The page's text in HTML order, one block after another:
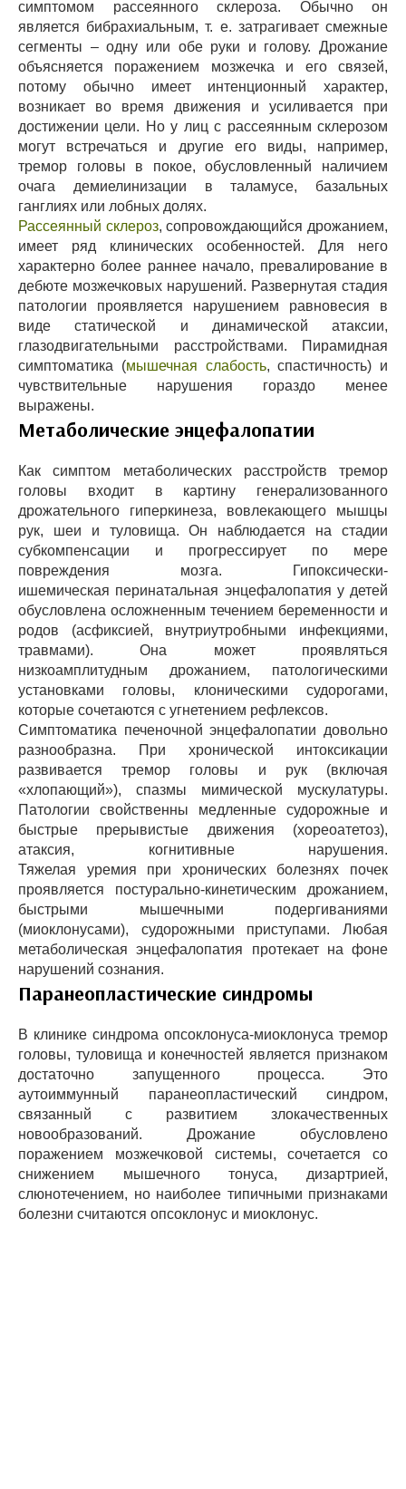
симптомом рассеянного склероза. Обычно он
является бибрахиальным, т. е. затрагивает смежные
сегменты – одну или обе руки и голову. Дрожание
объясняется поражением мозжечка и его связей,
потому обычно имеет интенционный характер,
возникает во время движения и усиливается при
достижении цели. Но у лиц с рассеянным склерозом
могут встречаться и другие его виды, например,
тремор головы в покое, обусловленный наличием
очага демиелинизации в таламусе, базальных
ганглиях или лобных долях.
Рассеянный склероз, сопровождающийся дрожанием,
имеет ряд клинических особенностей. Для него
характерно более раннее начало, превалирование в
дебюте мозжечковых нарушений. Развернутая стадия
патологии проявляется нарушением равновесия в
виде статической и динамической атаксии,
глазодвигательными расстройствами. Пирамидная
симптоматика (мышечная слабость, спастичность) и
чувствительные нарушения гораздо менее
выражены.
Метаболические энцефалопатии
Как симптом метаболических расстройств тремор
головы входит в картину генерализованного
дрожательного гиперкинеза, вовлекающего мышцы
рук, шеи и туловища. Он наблюдается на стадии
субкомпенсации и прогрессирует по мере
повреждения мозга. Гипоксически-
ишемическая перинатальная энцефалопатия у детей
обусловлена осложненным течением беременности и
родов (асфиксией, внутриутробными инфекциями,
травмами). Она может проявляться
низкоамплитудным дрожанием, патологическими
установками головы, клоническими судорогами,
которые сочетаются с угнетением рефлексов.
Симптоматика печеночной энцефалопатии довольно
разнообразна. При хронической интоксикации
развивается тремор головы и рук (включая
«хлопающий»), спазмы мимической мускулатуры.
Патологии свойственны медленные судорожные и
быстрые прерывистые движения (хореоатетоз),
атаксия, когнитивные нарушения.
Тяжелая уремия при хронических болезнях почек
проявляется постурально-кинетическим дрожанием,
быстрыми мышечными подергиваниями
(миоклонусами), судорожными приступами. Любая
метаболическая энцефалопатия протекает на фоне
нарушений сознания.
Паранеопластические синдромы
В клинике синдрома опсоклонуса-миоклонуса тремор
головы, туловища и конечностей является признаком
достаточно запущенного процесса. Это
аутоиммунный паранеопластический синдром,
связанный с развитием злокачественных
новообразований. Дрожание обусловлено
поражением мозжечковой системы, сочетается со
снижением мышечного тонуса, дизартрией,
слюнотечением, но наиболее типичными признаками
болезни считаются опсоклонус и миоклонус.